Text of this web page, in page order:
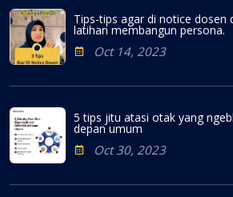
Tips-tips agar di notice dosen
latihan membangun persona.
Oct 14, 2023
5 tips jitu atasi otak yang
depan umum
Oct 30, 2023